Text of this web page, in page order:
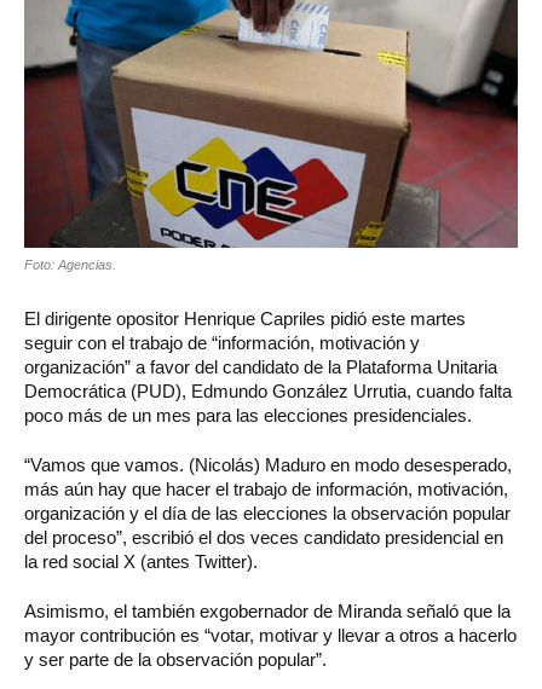
Foto: Agencias.
El dirigente opositor Henrique Capriles pidió este martes
seguir con el trabajo de “información, motivación y
organización” a favor del candidato de la Plataforma Unitaria
Democrática (PUD), Edmundo González Urrutia, cuando falta
poco más de un mes para las elecciones presidenciales.
“Vamos que vamos. (Nicolás) Maduro en modo desesperado,
más aún hay que hacer el trabajo de información, motivación,
organización y el día de las elecciones la observación popular
del proceso”, escribió el dos veces candidato presidencial en
la red social X (antes Twitter).
Asimismo, el también exgobernador de Miranda señaló que la
mayor contribución es “votar, motivar y llevar a otros a hacerlo
y ser parte de la observación popular”.